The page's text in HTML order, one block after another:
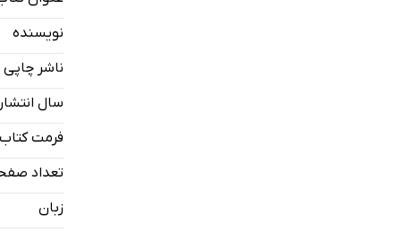
رویکرد
رویکرد
رویکرد
بررسی
آیا
نویسنده
ناشر چاپی
سال انتشار
فرمت کتاب
تعداد
زبان